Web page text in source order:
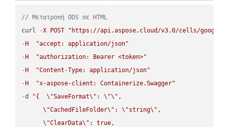
// Μετατροπή ODS σε HTML
curl
-X POST
"https://api.aspose.cloud/v3.0/cells/
- H
"accept: application/json"
- H
"authorization: Bearer <token>"
- H
"Content-Type: application/json"
- H
"x-aspose-client: Containerize.Swagger"
-d "{ \"SaveFormat\" : \"\" ,
\"CachedFileFolder\" : \"string\" ,
\"ClearData\" : true,